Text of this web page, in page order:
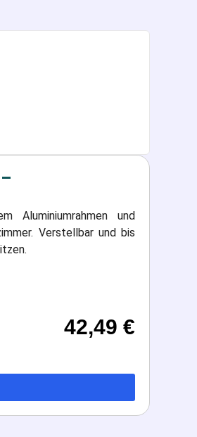
Aluminiumrahmen und
Verstellbar und bis
42,49 €